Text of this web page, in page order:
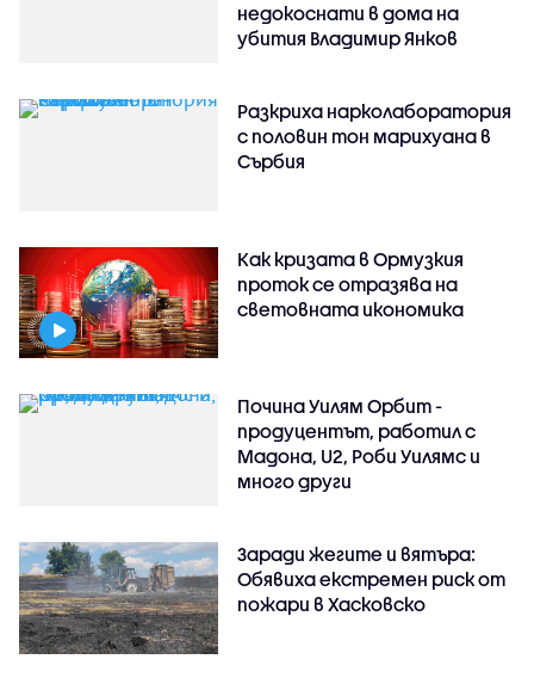
недокоснати в дома на
убития Владимир Янков
Разкриха нарколаборатория
с половин тон марихуана в
Сърбия
Как кризата в Ормузкия
проток се отразява на
световната икономика
Почина Уилям Орбит -
продуцентът, работил с
Мадона, U2, Роби Уилямс и
много други
Заради жегите и вятъра:
Обявиха екстремен риск от
пожари в Хасковско